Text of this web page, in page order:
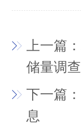
上一篇
储量调查
下一篇
息